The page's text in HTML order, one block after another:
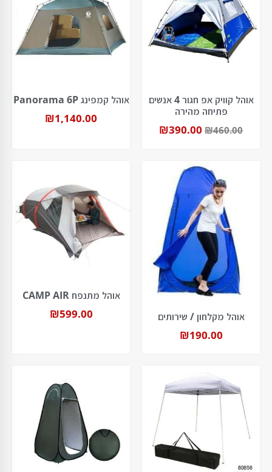
אוהל קוויק אפ חגור 4 אנשים
פתיחה מהירה
₪460.00
₪390.00
אוהל קמפינג Panorama 6P
₪1,140.00
אוהל מקלחון / שירותים
₪190.00
אוהל מתנפח CAMP AIR
₪599.00